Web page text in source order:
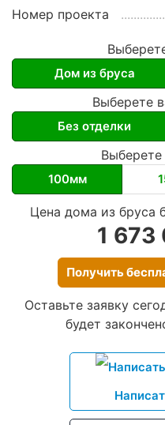
Номер проекта
Дом из бруса
Выберете
Без отделки
100мм
Цена дома из бруса
1 673
Получить
Оставьте заявку
будет